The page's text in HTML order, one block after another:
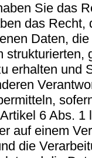
Sie das
das Recht,
Daten,
strukturierten,
erhalten und
6 Abs. 1
auf einem
die